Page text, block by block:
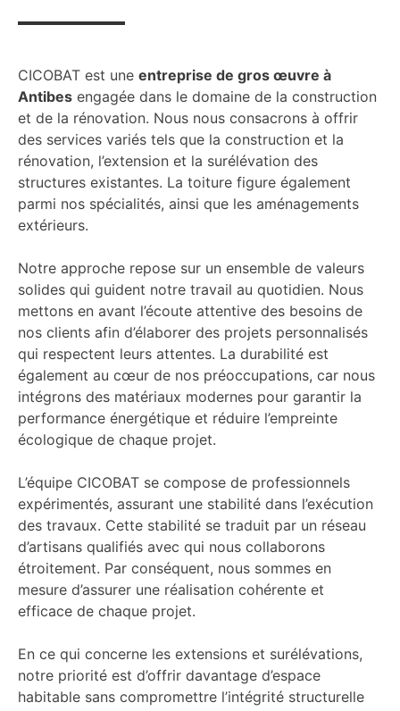
CICOBAT est une entreprise de gros œuvre à
Antibes engagée dans le domaine de la construction
et de la rénovation. Nous nous consacrons à offrir
des services variés tels que la construction et la
rénovation, l’extension et la surélévation des
structures existantes. La toiture figure également
parmi nos spécialités, ainsi que les aménagements
extérieurs.
Notre approche repose sur un ensemble de valeurs
solides qui guident notre travail au quotidien. Nous
mettons en avant l’écoute attentive des besoins de
nos clients afin d’élaborer des projets personnalisés
qui respectent leurs attentes. La durabilité est
également au cœur de nos préoccupations, car nous
intégrons des matériaux modernes pour garantir la
performance énergétique et réduire l’empreinte
écologique de chaque projet.
L’équipe CICOBAT se compose de professionnels
expérimentés, assurant une stabilité dans l’exécution
des travaux. Cette stabilité se traduit par un réseau
d’artisans qualifiés avec qui nous collaborons
étroitement. Par conséquent, nous sommes en
mesure d’assurer une réalisation cohérente et
efficace de chaque projet.
En ce qui concerne les extensions et surélévations,
notre priorité est d’offrir davantage d’espace
habitable sans compromettre l’intégrité structurelle